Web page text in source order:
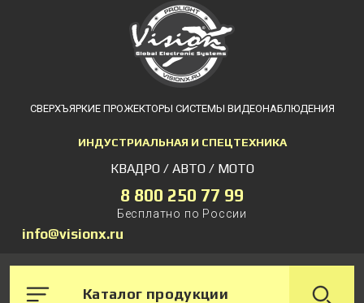
СВЕРХЪЯРКИЕ ПРОЖЕКТОРЫ СИСТЕМЫ ВИДЕОНАБЛЮДЕНИЯ
ИНДУСТРИАЛЬНАЯ И СПЕЦТЕХНИКА
КВАДРО / АВТО / МОТО
8 800 250 77 99
Бесплатно по России
info@visionx.ru
Каталог продукции